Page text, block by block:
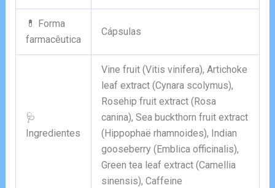
💊 Forma
farmacêutica
Cápsulas
🩺
Ingredientes
Vine fruit (Vitis vinifera), Artichoke
leaf extract (Cynara scolymus),
Rosehip fruit extract (Rosa
canina), Sea buckthorn fruit extract
(Hippophaë rhamnoides), Indian
gooseberry (Emblica officinalis),
Green tea leaf extract (Camellia
sinensis), Caffeine